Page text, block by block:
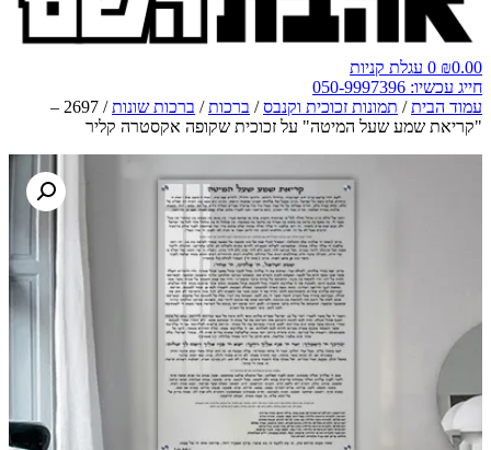
₪0.00
0 עגלת קניות
חייג עכשיו: 050-9997396
עמוד הבית/ תמונות זכוכית וקנבס/ ברכות/ ברכות שונות
/ 2697 –
"קריאת שמע שעל המיטה" על זכוכית שקופה אקסטרה קליר